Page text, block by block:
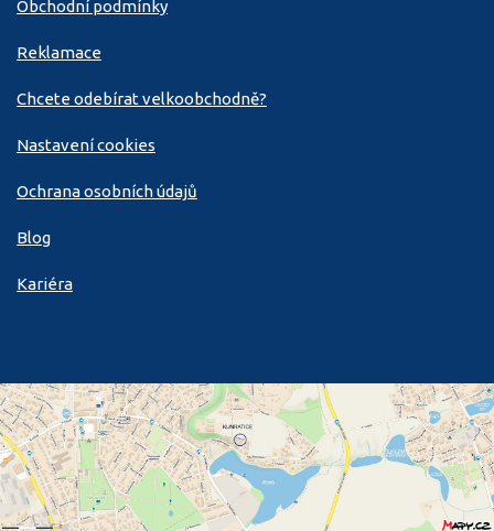
Obchodní podmínky
Reklamace
Chcete odebírat velkoobchodně?
Nastavení cookies
Ochrana osobních údajů
Blog
Kariéra